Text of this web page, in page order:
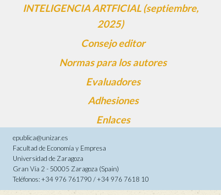
INTELIGENCIA ARTFICIAL (septiembre,
2025)
Consejo editor
Normas para los autores
Evaluadores
Adhesiones
Enlaces
epublica@unizar.es
Facultad de Economía y Empresa
Universidad de Zaragoza
Gran Vía 2 - 50005 Zaragoza (Spain)
Teléfonos: +34 976 761790 / +34 976 7618 10